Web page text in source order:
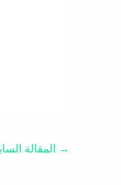
→ المقالة